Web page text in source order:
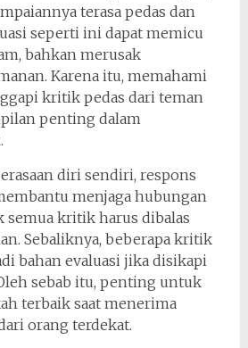
terasa pedas dan
seperti ini dapat memicu
bahkan merusak
Karena itu, memahami
kritik pedas dari teman
penting dalam
diri sendiri, respons
menjaga hubungan
semua kritik harus dibalas
Sebaliknya, beberapa kritik
bahan evaluasi jika disikapi
sebab itu, penting untuk
terbaik saat menerima
orang terdekat.